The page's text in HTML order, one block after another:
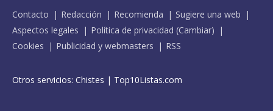
Contacto Redacción Recomienda
Sugiere una web
Aspectos legales
Política de privacidad (Cambiar)
Cookies
Publicidad y webmasters RSS
Otros servicios: Chistes | Top10Listas.com